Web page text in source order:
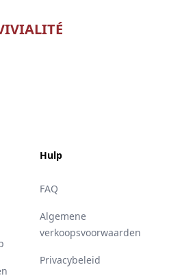
Hulp
FAQ
Algemene
verkoopsvoorwaarden
Privacybeleid